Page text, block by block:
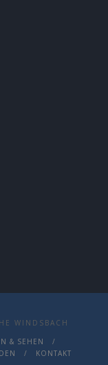
WINDSBACH
& SEHEN
KONTAKT